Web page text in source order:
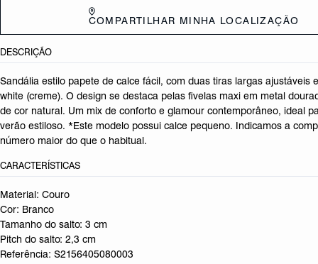
COMPARTILHAR MINHA LOCALIZAÇÃO
DESCRIÇÃO
Sandália estilo papete de calce fácil, com duas tiras largas ajustáveis
white (creme). O design se destaca pelas fivelas maxi em metal
de cor natural. Um mix de conforto e glamour contemporâneo, ideal
verão estiloso. *Este modelo possui calce pequeno. Indicamos a
número maior do que o habitual.
CARACTERÍSTICAS
Material: Couro
Cor: Branco
Tamanho do salto: 3 cm
Pitch do salto: 2,3 cm
Referência: S2156405080003